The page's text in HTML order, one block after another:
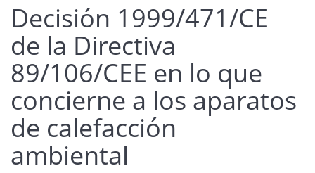
Decisión 1999/471/CE
de la Directiva
89/106/CEE en lo que
concierne a los aparatos
de calefacción
ambiental